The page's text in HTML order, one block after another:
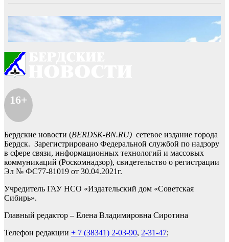
16+
Бердские новости (BERDSK-BN.RU) сетевое издание города
Бердск. Зарегистрировано Федеральной службой по надзору
в сфере связи, информационных технологий и массовых
коммуникаций (Роскомнадзор), свидетельство о регистрации
Эл № ФС77-81019 от 30.04.2021г.
Учредитель ГАУ НСО «Издательский дом «Советская
Сибирь».
Главный редактор – Елена Владимировна Сиротина
Телефон редакции + 7 (38341) 2-03-90, 2-31-47;